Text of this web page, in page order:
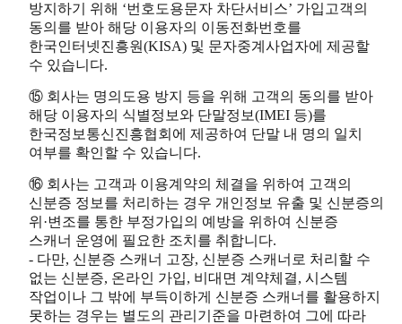
방지하기 위해 ‘번호도용문자 차단서비스’ 가입고객의
동의를 받아 해당 이용자의 이동전화번호를
한국인터넷진흥원(KISA) 및 문자중계사업자에 제공할
수 있습니다.
⑮ 회사는 명의도용 방지 등을 위해 고객의 동의를 받아
해당 이용자의 식별정보와 단말정보(IMEI 등)를
한국정보통신진흥협회에 제공하여 단말 내 명의 일치
여부를 확인할 수 있습니다.
⑯ 회사는 고객과 이용계약의 체결을 위하여 고객의
신분증 정보를 처리하는 경우 개인정보 유출 및 신분증의
위·변조를 통한 부정가입의 예방을 위하여 신분증
스캐너 운영에 필요한 조치를 취합니다.
- 다만, 신분증 스캐너 고장, 신분증 스캐너로 처리할 수
없는 신분증, 온라인 가입, 비대면 계약체결, 시스템
작업이나 그 밖에 부득이하게 신분증 스캐너를 활용하지
못하는 경우는 별도의 관리기준을 마련하여 그에 따라